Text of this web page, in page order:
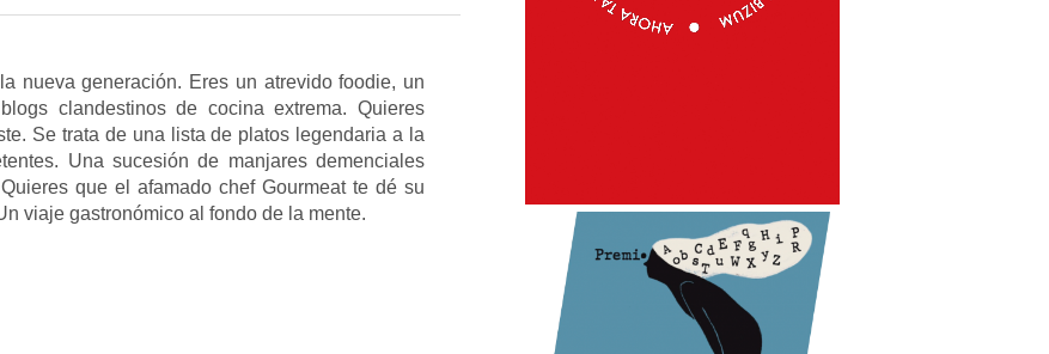
nueva generación. Eres un atrevido foodie, un
clandestinos de cocina extrema. Quieres
Se trata de una lista de platos legendaria a la
Una sucesión de manjares demenciales
que el afamado chef Gourmeat te dé su
viaje gastronómico al fondo de la mente.